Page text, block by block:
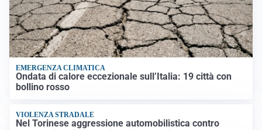
EMERGENZA CLIMATICA
Ondata di calore eccezionale sull’Italia: 19 città con
bollino rosso
VIOLENZA STRADALE
Nel Torinese aggressione automobilistica contro